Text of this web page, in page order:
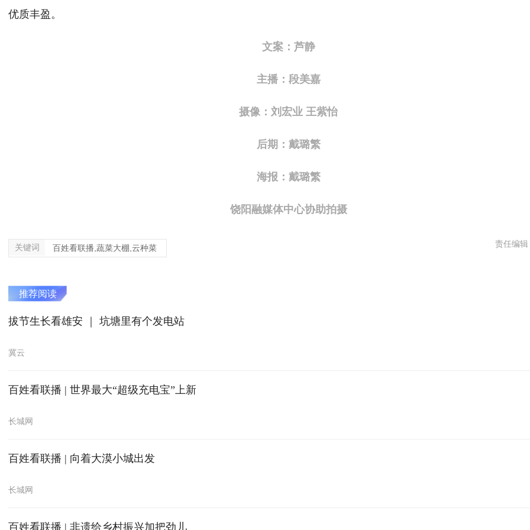
优质丰盈。
文案：芦静
主播：段美嘉
摄像：刘宏业 王紫怡
后期：戴璐繁
海报：戴璐繁
饶阳融媒体中心协助拍摄
关键词 百姓看联播,蔬菜大棚,云种菜 责任编
推荐阅读
拔节生长看雄安 ｜ 坑塘里有个发电站
冀云
百姓看联播 | 世界最大“超级充电宝”上新
长城网
百姓看联播 | 向着大漠小城出发
长城网
百姓看联播 | 非遗给乡村振兴加把劲儿